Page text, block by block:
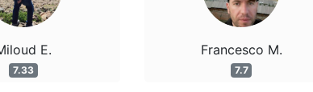
E.
7.33
Francesco M.
7.7